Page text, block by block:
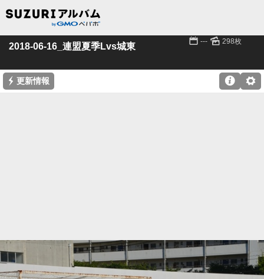
2018-06-16_連盟夏季Lvs城東 📅 --- 🌄 298枚
⚡ 更新情報 ⚙
